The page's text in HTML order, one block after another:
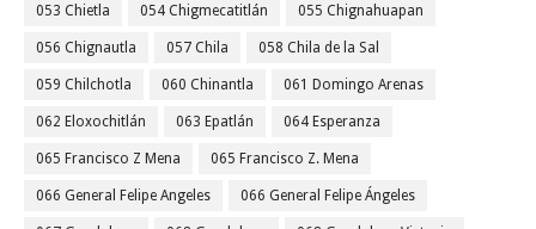
053 Chietla 054 Chigmecatitlán 055 Chignahuapan
056 Chignautla 057 Chila 058 Chila de la Sal
059 Chilchotla 060 Chinantla 061 Domingo Arenas
062 Eloxochitlán 063 Epatlán 064 Esperanza
065 Francisco Z Mena 065 Francisco Z. Mena
066 General Felipe Angeles 066 General Felipe Ángeles